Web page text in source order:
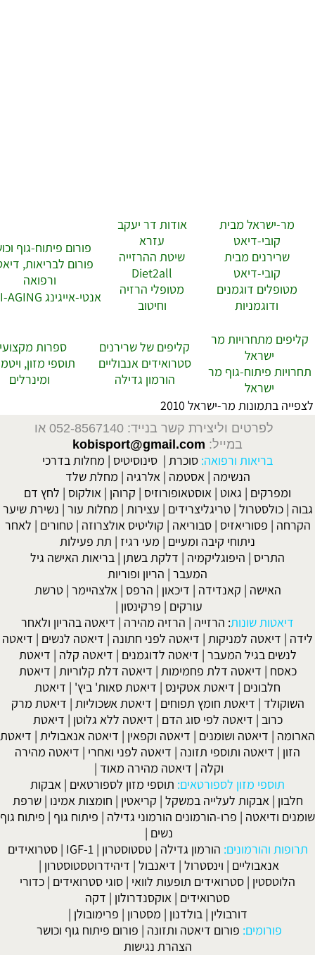
ישראל מבית
קובי-דיאט
שרירנים מבית
קובי-דיאט
דוגמנים
ודוגמניות
אודות דר יעקב
שיטת ההרזייה
Diet2all
מטופלי הרזיה
וחיטוב
פורום פיתוח-גוף וכושר
פורום לבריאות, דיאטות
ורפואה
אנטי-אייגינג ANTI-AGING
מתחרויות מר
ישראל
פיתוח-גוף מר
ישראל
קליפים של שרירנים
סטרואידים אנבוליים
הורמון גדילה
ספרות מקצועית
תוספי מזון, ויטמינים
ומינרלים
בתמונות מר-ישראל 2010
לפרטים וליצירת קשר בנייד: 052-8567140
או
במייל:kobisport@gmail.com
בריאות ורפואה:סוכרת|סינוסיטיס|מחלות בדרכי
הנשימה|אסטמה|אלרגיה|מחלת שלד
|גאוט |אוסטאופורוזיס|קרוהן |אולקוס|לחץ דם
כולסטרול|טריגליצרידים|עצירות|מחלות עור| נשירת שיער
|פסוריאזיס|סבוריאה|קוליטיס אולצרוזה|טחורים|לאחר
ניתוחי קיבה ומעיים| מעי רגיז |תת פעילות
התריס|היפוגליקמיה|דלקת בשתן |בריאות האישה גיל
המעבר|הריון ופוריות
האישה|קאנדידה|דיכאון|הרפס|אלצהיימר|טרשת
עורקים|פרקינסון|
שונות:הרזייה|הרזיה מהירה|דיאטה בהריון ולאחר
|דיאטה למניקות|דיאטה לפני חתונה|דיאטה לנשים|דיאטה
בגיל המעבר|דיאטה לדוגמנים|דיאטה קלה|דיאטת
|דיאטה דלת פחמימות|דיאטה דלת קלוריות|דיאטת
חלבונים|דיאטת אטקינס|דיאטת סאות' ביץ'| דיאטת
|דיאטת חומץ תפוחים|דיאטת אשכוליות|דיאטת מרק
|דיאטה לפי סוג הדם|דיאטה ללא גלוטן |דיאטת
|דיאטה ושומנים|דיאטה וקפאין|דיאטה אנאבולית|דיאטת
דיאטה ותוספי תזונה|דיאטה לפני ואחרי |דיאטה מהירה
|דיאטה מהירה מאוד |
תוספי מזון לספורטאים:תוספי מזון לספורטאים|אבקות
|אבקות לעלייה במשקל|קריאטין|חומצות אמינו |שרפת
ודיאטה|פרו-הורמונים הורמוני גדילה|פיתוח גוף| פיתוח גוף
|
והורמונים:הורמון גדילה|טסטוסטרון|
IGF-1
|סטרואידים
אנאבוליים|וינסטרול|דיאנבול|דיהידרוטסטוסטרון|
|סטרואידים תופעות לוואי |סוגי סטרואידים|כדורי
סטרואידים|אוקסנדרולון|דקה
דורבולין|בולדנון|מסטרון|פרימובולן|
פורומים:פורום דיאטה ותזונה|פורום פיתוח גוף וכושר
הצהרת נגישות